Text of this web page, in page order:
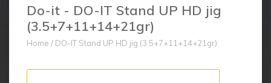
Do-it - DO-IT Stand UP HD jig
(3.5+7+11+14+21gr)
Home / DO-IT Stand UP HD jig (3.5+7+11+14+21gr)